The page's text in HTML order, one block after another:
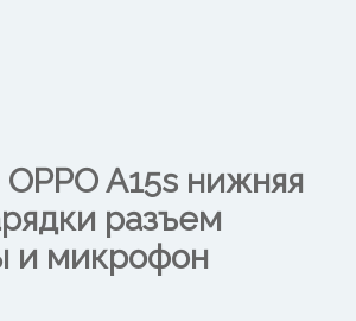
A15s нижняя
разъем
и микрофон